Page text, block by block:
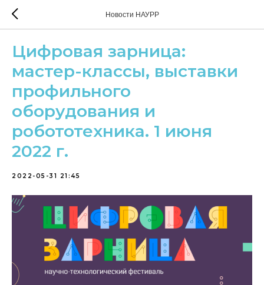
Новости НАУРР
Цифровая зарница:
мастер-классы, выставки
профильного
оборудования и
робототехника. 1 июня
2022 г.
2022-05-31 21:45